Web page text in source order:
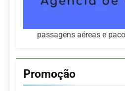
passagens aéreas e
Promoção